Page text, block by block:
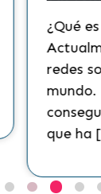
Tik Tok y
Tik Tok
más
Esta